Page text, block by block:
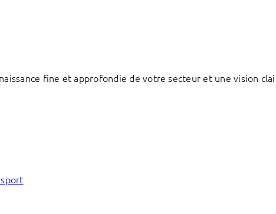
fine et approfondie de votre secteur et une vision